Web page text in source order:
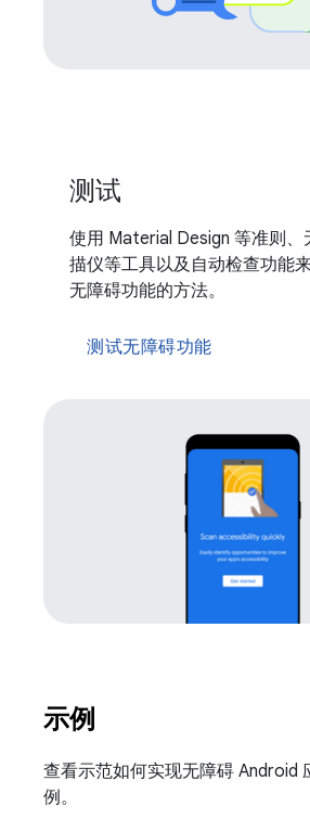
测试
使用 Material Design 等准则、
描仪等工具以及自动检查功能
无障碍功能的方法。
测试无障碍功能
示例
查看示范如何实现无障碍 Android
例。